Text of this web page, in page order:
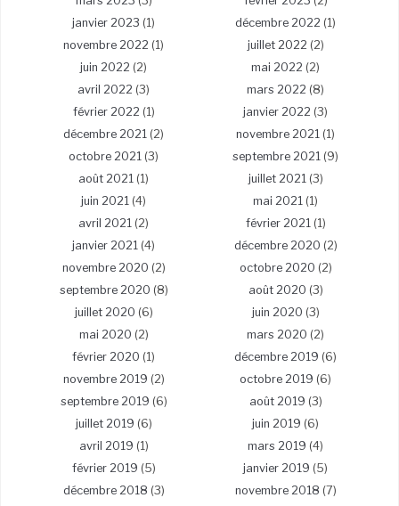
janvier 2023 (1) décembre 2022 (1)
novembre 2022 (1) juillet 2022 (2)
juin 2022 (2) mai 2022 (2)
avril 2022 (3) mars 2022 (8)
février 2022 (1) janvier 2022 (3)
décembre 2021 (2) novembre 2021 (1)
octobre 2021 (3) septembre 2021 (9)
août 2021 (1) juillet 2021(3)
juin 2021 (4) mai 2021 (1)
avril 2021 (2) février 2021(1)
janvier 2021 (4) décembre 2020 (2)
novembre 2020 (2) octobre 2020 (2)
septembre 2020 (8) août 2020 (3)
juillet 2020 (6) juin 2020 (3)
mai 2020 (2) mars 2020 (2)
février 2020 (1) décembre 2019 (6)
novembre 2019 (2) octobre 2019 (6)
septembre 2019 (6) août 2019 (3)
juillet 2019 (6) juin 2019 (6)
avril 2019 (1) mars 2019 (4)
février 2019 (5) janvier 2019 (5)
décembre 2018 (3) novembre 2018 (7)